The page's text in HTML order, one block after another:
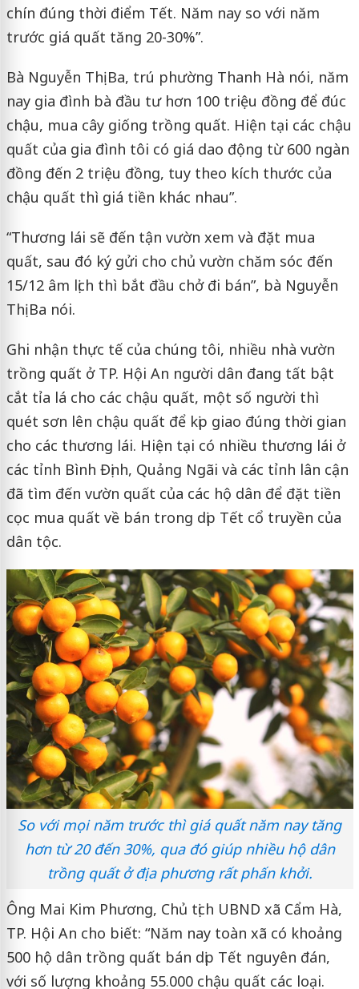
chín đúng thời điểm Tết. Năm nay so với năm
trước giá quất tăng 20-30%”.
Bà Nguyễn Thị Ba, trú phường Thanh Hà nói, năm
nay gia đình bà đầu tư hơn 100 triệu đồng để đúc
chậu, mua cây giống trồng quất. Hiện tại các chậu
quất của gia đình tôi có giá dao động từ 600 ngàn
đồng đến 2 triệu đồng, tuy theo kích thước của
chậu quất thì giá tiền khác nhau”.
“Thương lái sẽ đến tận vườn xem và đặt mua
quất, sau đó ký gửi cho chủ vườn chăm sóc đến
15/12 âm lịch thì bắt đầu chở đi bán”, bà Nguyễn
Thị Ba nói.
Ghi nhận thực tế của chúng tôi, nhiều nhà vườn
trồng quất ở TP. Hội An người dân đang tất bật
cắt tỉa lá cho các chậu quất, một số người thì
quét sơn lên chậu quất để kịp giao đúng thời gian
cho các thương lái. Hiện tại có nhiều thương lái ở
các tỉnh Bình Định, Quảng Ngãi và các tỉnh lân cận
đã tìm đến vườn quất của các hộ dân để đặt tiền
cọc mua quất về bán trong dịp Tết cổ truyền của
dân tộc.
So với mọi năm trước thì giá quất năm nay tăng
hơn từ 20 đến 30%, qua đó giúp nhiều hộ dân
trồng quất ở địa phương rất phấn khởi.
Ông Mai Kim Phương, Chủ tịch UBND xã Cẩm Hà,
TP. Hội An cho biết: “Năm nay toàn xã có khoảng
500 hộ dân trồng quất bán dịp Tết nguyên đán,
với số lượng khoảng 55.000 chậu quất các loại.